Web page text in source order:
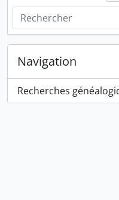
Navigation
Recherches